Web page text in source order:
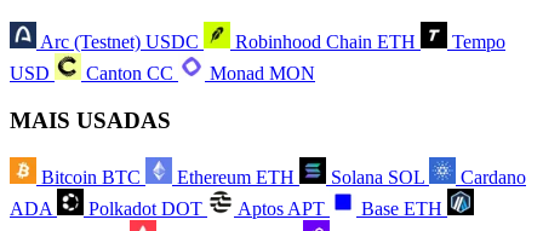
Arc (Testnet) USDC Robinhood Chain ETH
Tempo
USD
Canton CC Monad MON
MAIS USADAS
Bitcoin BTC Ethereum ETH Solana SOL
Cardano
ADA
Polkadot DOT Aptos APT Base ETH